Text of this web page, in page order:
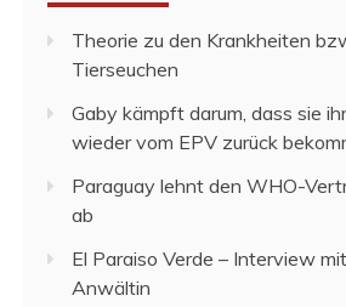
Theorie zu den Krankheiten
Tierseuchen
Gaby kämpft darum, dass sie
wieder vom EPV zurück
Paraguay lehnt den WHO-
ab
El Paraiso Verde – Interview
Anwältin